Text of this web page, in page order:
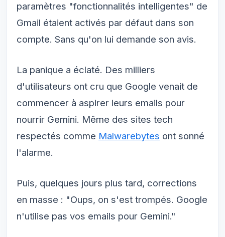
paramètres "fonctionnalités intelligentes" de
Gmail étaient activés par défaut dans son
compte. Sans qu'on lui demande son avis.
La panique a éclaté. Des milliers
d'utilisateurs ont cru que Google venait de
commencer à aspirer leurs emails pour
nourrir Gemini. Même des sites tech
respectés comme Malwarebytes ont sonné
l'alarme.
Puis, quelques jours plus tard, corrections
en masse : "Oups, on s'est trompés. Google
n'utilise pas vos emails pour Gemini."